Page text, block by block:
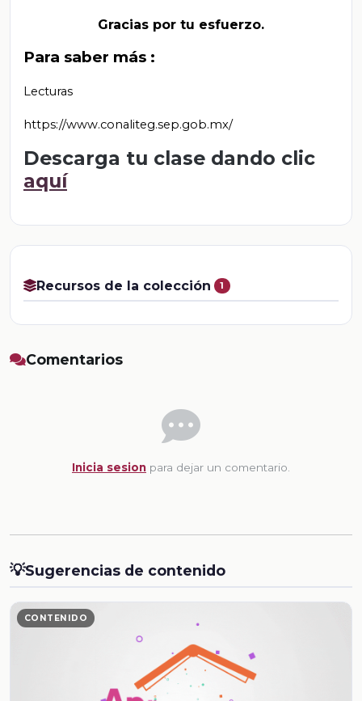
Gracias por tu esfuerzo.
Para saber más :
Lecturas
https://www.conaliteg.sep.gob.mx/
Descarga tu clase dando clic
aquí
Recursos de la colección 1
Comentarios
Inicia sesion para dejar un comentario.
💡Sugerencias de contenido
CONTENIDO